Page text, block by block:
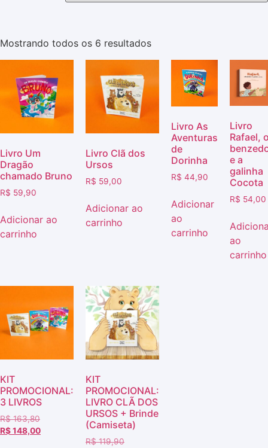
Mostrando todos os 6 resultados
Livro Um
Dragão
chamado Bruno
R$ 59,90
Adicionar ao
carrinho
Livro Clã dos
Ursos
R$ 59,00
Adicionar ao
carrinho
Livro As
Aventuras
de
Dorinha
R$ 44,90
Adicionar
ao
carrinho
Livro
Rafael,
e a
galinha
Cocota
R$ 54,00
ao
carrinho
KIT
PROMOCIONAL:
3 LIVROS
R$163,80
R$148,00
KIT
PROMOCIONAL:
LIVRO CLÃ DOS
URSOS + Brinde
(Camiseta)
R$119,90